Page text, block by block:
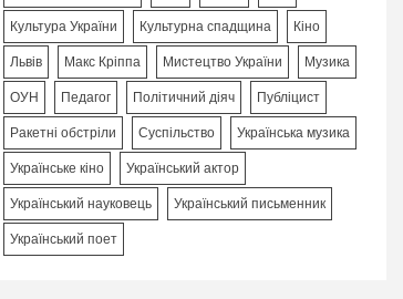
Культура України Культурна спадщина Кіно
Львів Макс Кріппа Мистецтво України Музика
ОУН Педагог Політичний діяч Публіцист
Ракетні обстріли Суспільство Українська музика
Українське кіно Український актор
Український науковець Український письменник
Український поет